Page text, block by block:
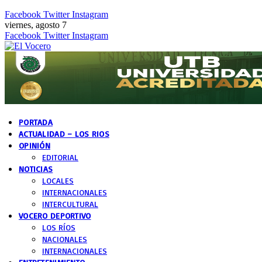
Facebook Twitter Instagram
viernes, agosto 7
Facebook Twitter Instagram
PORTADA
ACTUALIDAD – LOS RIOS
OPINIÓN
EDITORIAL
NOTICIAS
LOCALES
INTERNACIONALES
INTERCULTURAL
VOCERO DEPORTIVO
LOS RÍOS
NACIONALES
INTERNACIONALES